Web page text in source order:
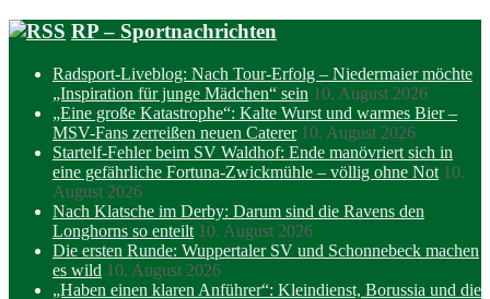
RP – Sportnachrichten
Radsport-Liveblog: Nach Tour-Erfolg – Niedermaier möchte
„Inspiration für junge Mädchen“ sein 10. August 2026
„Eine große Katastrophe“: Kalte Wurst und warmes Bier –
MSV-Fans zerreißen neuen Caterer 10. August 2026
Startelf-Fehler beim SV Waldhof: Ende manövriert sich in
eine gefährliche Fortuna-Zwickmühle – völlig ohne Not 10.
August 2026
Nach Klatsche im Derby: Darum sind die Ravens den
Longhorns so enteilt 10. August 2026
Die ersten Runde: Wuppertaler SV und Schonnebeck machen
es wild 10. August 2026
„Haben einen klaren Anführer“: Kleindienst, Borussia und die